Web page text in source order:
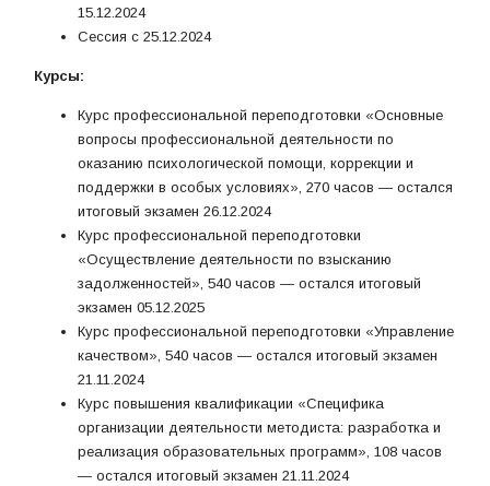
15.12.2024
Сессия с 25.12.2024
Курсы:
Курс профессиональной переподготовки «Основные
вопросы профессиональной деятельности по
оказанию психологической помощи, коррекции и
поддержки в особых условиях», 270 часов — остался
итоговый экзамен 26.12.2024
Курс профессиональной переподготовки
«Осуществление деятельности по взысканию
задолженностей», 540 часов — остался итоговый
экзамен 05.12.2025
Курс профессиональной переподготовки «Управление
качеством», 540 часов — остался итоговый экзамен
21.11.2024
Курс повышения квалификации «Специфика
организации деятельности методиста: разработка и
реализация образовательных программ», 108 часов
— остался итоговый экзамен 21.11.2024